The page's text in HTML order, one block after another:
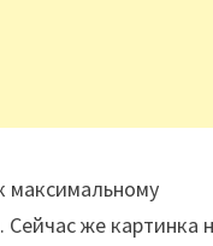
максимальному
же картинка